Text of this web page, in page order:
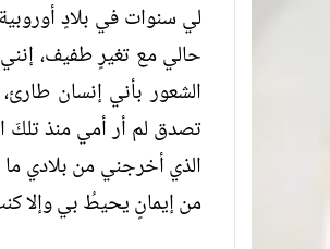
لي سنوات في بلادٍ
حالي مع تغيرٍ طفيف،
الشعور بأني إنسان
تصدق لم أر أمي منذ تلكَ
الذي أخرجني من بلادي ما
من إيمانٍ يحيطُ بي وإلا